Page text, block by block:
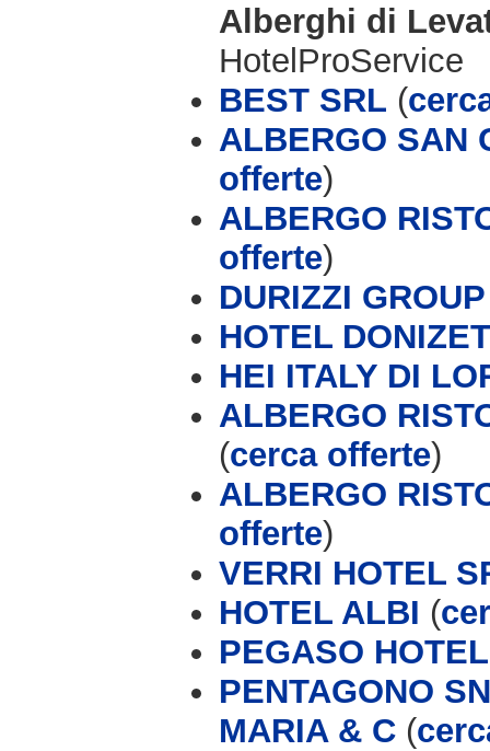
Alberghi di
HotelProService
BEST SRL (
ALBERGO SAN
offerte)
ALBERGO
offerte)
DURIZZI
HOTEL
HEI ITALY DI
ALBERGO
(cerca offerte)
ALBERGO
offerte)
VERRI HOTEL
HOTEL ALBI (
PEGASO HOTEL
PENTAGONO
MARIA & C (